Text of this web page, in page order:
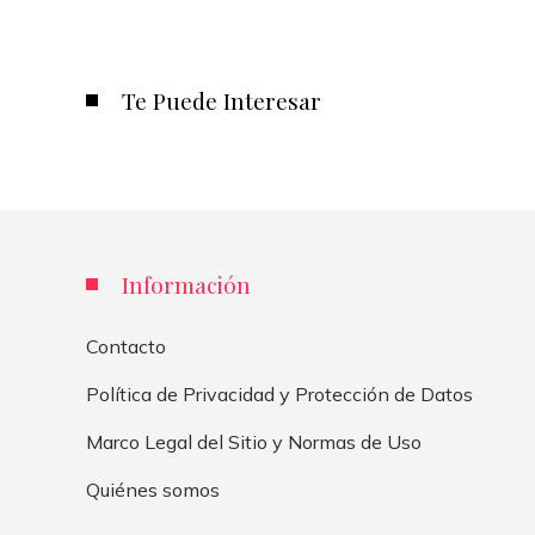
Te Puede Interesar
Información
Contacto
Política de Privacidad y Protección de Datos
Marco Legal del Sitio y Normas de Uso
Quiénes somos